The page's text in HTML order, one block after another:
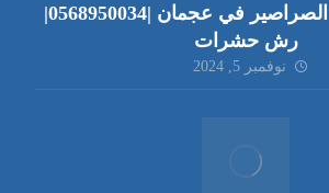
شركة مكافحة الصراصير في عجمان |0568950034|
رش حشرات
نوفمبر 5, 2024